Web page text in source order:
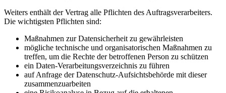
Weiters enthält der Vertrag alle Pflichten des Auftragsverarbeiters.
Die wichtigsten Pflichten sind:
Maßnahmen zur Datensicherheit zu gewährleisten
mögliche technische und organisatorischen Maßnahmen zu
treffen, um die Rechte der betroffenen Person zu schützen
ein Daten-Verarbeitungsverzeichnis zu führen
auf Anfrage der Datenschutz-Aufsichtsbehörde mit dieser
zusammenzuarbeiten